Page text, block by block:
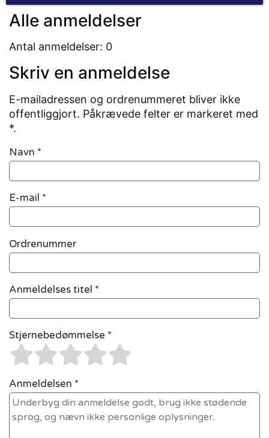
Alle anmeldelser
Antal anmeldelser: 0
Skriv en anmeldelse
E-mailadressen og ordrenummeret bliver ikke
offentliggjort. Påkrævede felter er markeret med
*.
Navn *
E-mail *
Ordrenummer
Anmeldelses titel *
Stjernebedømmelse *
Anmeldelsen *